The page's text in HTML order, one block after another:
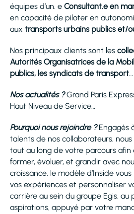
équipes d’un. e Consultant.e en
en capacité de piloter en
aux transports urbains publics et/
Nos principaux clients sont les
Autorités Organisatrices de la
publics, les syndicats de transport…
Nos actualités ?Grand Paris
Haut Niveau de Service…
Pourquoi nous rejoindre ?Engagés
talents de nos collaborateurs,
tout au long de votre parcours afin
former, évoluer, et grandir avec
croissance, le modèle d’Inside
vos expériences et personnaliser
carrière au sein du groupe Egis, au
aspirations, appuyé par votre